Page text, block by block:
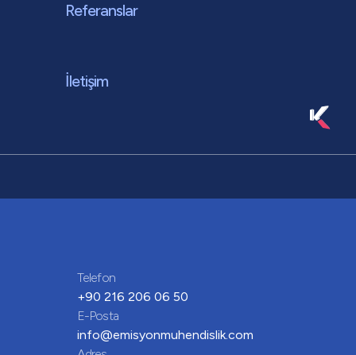
Telefon
+90 216 206 06 50
E-Posta
info@emisyonmuhendislik.com
Referanslar
İletişim